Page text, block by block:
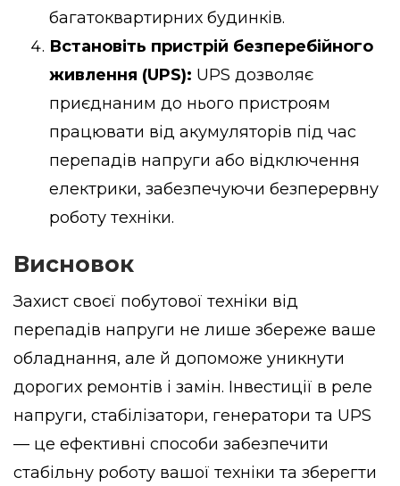
багатоквартирних будинків.
Встановіть пристрій безперебійного
живлення (UPS): UPS дозволяє
приєднаним до нього пристроям
працювати від акумуляторів під час
перепадів напруги або відключення
електрики, забезпечуючи безперервну
роботу техніки.
Висновок
Захист своєї побутової техніки від
перепадів напруги не лише збереже ваше
обладнання, але й допоможе уникнути
дорогих ремонтів і замін. Інвестиції в реле
напруги, стабілізатори, генератори та UPS
— це ефективні способи забезпечити
стабільну роботу вашої техніки та зберегти